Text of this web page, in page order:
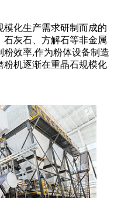
模化生产需求研制而成的
灰石、方解石等非金属
效率,作为粉体设备制造
粉机逐渐在重晶石规模化